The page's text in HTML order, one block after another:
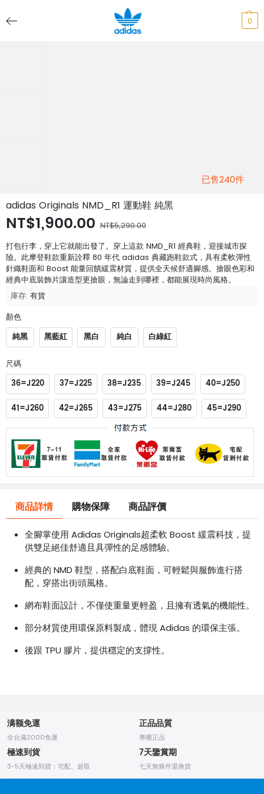
0
已售240件
adidas Originals NMD_R1 運動鞋 純黑
NT$1,900.00 NT$5,290.00
打包行李，穿上它就能出發了。穿上這款 NMD_R1 經典鞋，迎接城市探
險。此摩登鞋款重新詮釋 80 年代 adidas 典藏跑鞋款式，具有柔軟彈性
針織鞋面和 Boost 能量回饋緩震材質，提供全天候舒適腳感。搶眼色彩和
經典中底裝飾片讓造型更搶眼，無論走到哪裡，都能展現時尚風格。
庫存: 有貨
顏色
純黑 黑藍紅 黑白 純白 白綠紅
尺碼
36=J220 37=J225 38=J235 39=J245
40=J250
41=J260
42=J265 43=J275 44=J280 45=J290
商品詳情 購物保障 商品評價
全腳掌使用 Adidas Originals超柔軟 Boost 緩震科技，提
供雙足絕佳舒適且具彈性的足感體驗。
經典的 NMD 鞋型，搭配白底鞋面，可輕鬆與服飾進行搭
配，穿搭出街頭風格。
網布鞋面設計，不僅使重量更輕盈，且擁有透氣的機能性。
部分材質使用環保原料製成，體現 Adidas 的環保主張。
後跟 TPU 膠片，提供穩定的支撐性。
满额免運
全台滿2000免運
正品品質
專櫃正品
極速到貨
3-5天極速到貨：宅配、超取
7天鑒賞期
七天無條件退換貨